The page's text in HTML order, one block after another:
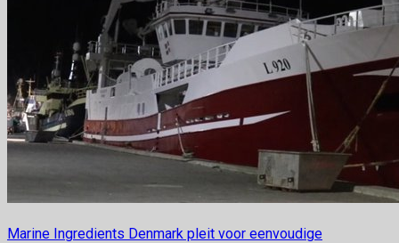
Marine Ingredients Denmark pleit voor eenvoudige